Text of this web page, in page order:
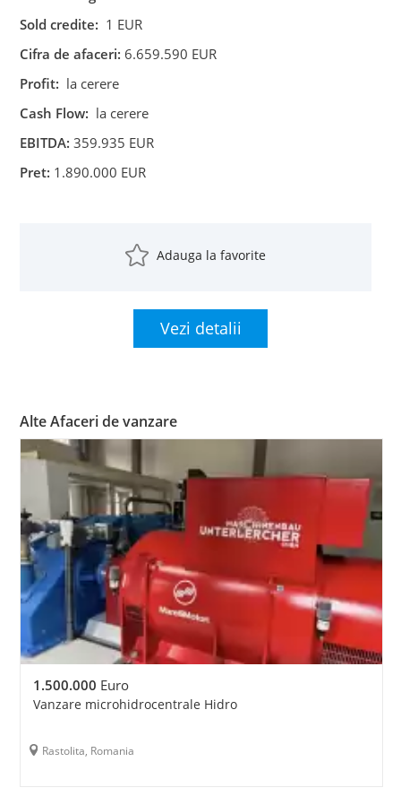
Sold credite: 1 EUR
Cifra de afaceri: 6.659.590 EUR
Profit: la cerere
Cash Flow: la cerere
EBITDA: 359.935 EUR
Pret: 1.890.000 EUR
Adauga la favorite
Vezi detalii
Alte Afaceri de vanzare
1.500.000 Euro
Vanzare microhidrocentrale Hidro
Rastolita, Romania